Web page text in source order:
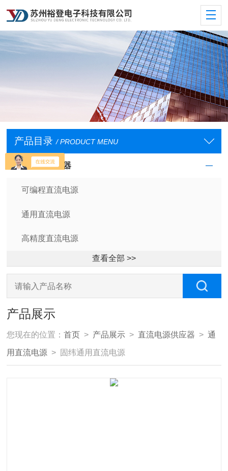
产品目录 / PRODUCT MENU
直流电源供应器
可编程直流电源
通用直流电源
高精度直流电源
查看全部 >>
产品展示
您现在的位置：首页 > 产品展示 > 直流电源供应器 >通
用直流电源 > 固纬通用直流电源